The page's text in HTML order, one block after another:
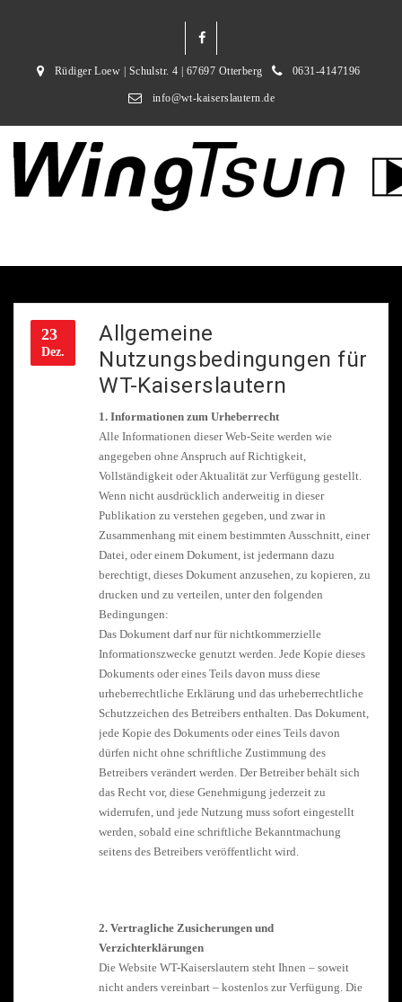
Rüdiger Loew | Schulstr. 4 | 67697 Otterberg 0631-4147196
info@wt-kaiserslautern.de
23
Dez.
Allgemeine
Nutzungsbedingungen für
WT-Kaiserslautern
1. Informationen zum Urheberrecht
Alle Informationen dieser Web-Seite werden wie
angegeben ohne Anspruch auf Richtigkeit,
Vollständigkeit oder Aktualität zur Verfügung gestellt.
Wenn nicht ausdrücklich anderweitig in dieser
Publikation zu verstehen gegeben, und zwar in
Zusammenhang mit einem bestimmten Ausschnitt, einer
Datei, oder einem Dokument, ist jedermann dazu
berechtigt, dieses Dokument anzusehen, zu kopieren, zu
drucken und zu verteilen, unter den folgenden
Bedingungen:
Das Dokument darf nur für nichtkommerzielle
Informationszwecke genutzt werden. Jede Kopie dieses
Dokuments oder eines Teils davon muss diese
urheberrechtliche Erklärung und das urheberrechtliche
Schutzzeichen des Betreibers enthalten. Das Dokument,
jede Kopie des Dokuments oder eines Teils davon
dürfen nicht ohne schriftliche Zustimmung des
Betreibers verändert werden. Der Betreiber behält sich
das Recht vor, diese Genehmigung jederzeit zu
widerrufen, und jede Nutzung muss sofort eingestellt
werden, sobald eine schriftliche Bekanntmachung
seitens des Betreibers veröffentlicht wird.
2. Vertragliche Zusicherungen und
Verzichterklärungen
Die Website WT-Kaiserslautern steht Ihnen – soweit
nicht anders vereinbart – kostenlos zur Verfügung. Die